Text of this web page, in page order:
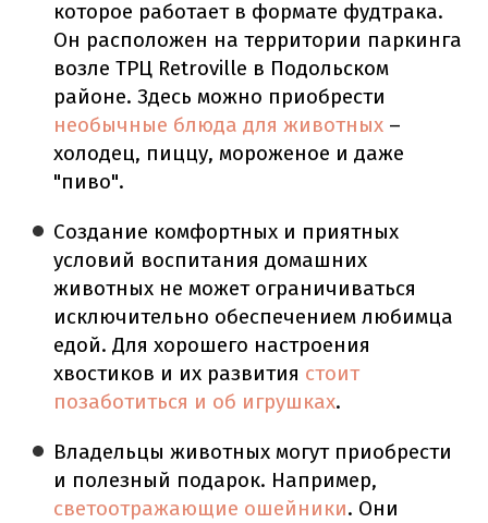
которое работает в формате фудтрака.
Он расположен на территории паркинга
возле ТРЦ Retroville в Подольском
районе. Здесь можно приобрести
необычные блюда для животных –
холодец, пиццу, мороженое и даже
"пиво".
Создание комфортных и приятных
условий воспитания домашних
животных не может ограничиваться
исключительно обеспечением любимца
едой. Для хорошего настроения
хвостиков и их развития стоит
позаботиться и об игрушках.
Владельцы животных могут приобрести
и полезный подарок. Например,
светоотражающие ошейники. Они